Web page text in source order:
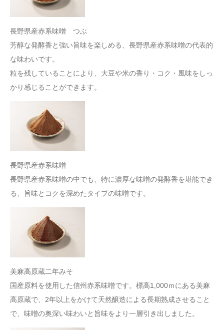
長野県産赤系味噌 つぶ
芳醇な発酵香と強い旨味を楽しめる、長野県産赤系味噌の代表的
な味わいです。
粒を残していることにより、大豆や米の香り・コク・風味をしっ
かり感じることができます。
長野県産赤系味噌
長野県産赤系味噌の中でも、特に濃厚な味噌の発酵香を堪能でき
る、旨味とコクを深めたタイプの味噌です。
美麻高原蔵二年みそ
国産原料を使用した信州赤系味噌です。標高1,000ｍにある美麻
高原蔵で、2年以上をかけて天然醸造による長期熟成させること
で、味噌の奥深い味わいと旨味をより一層引き出しました。